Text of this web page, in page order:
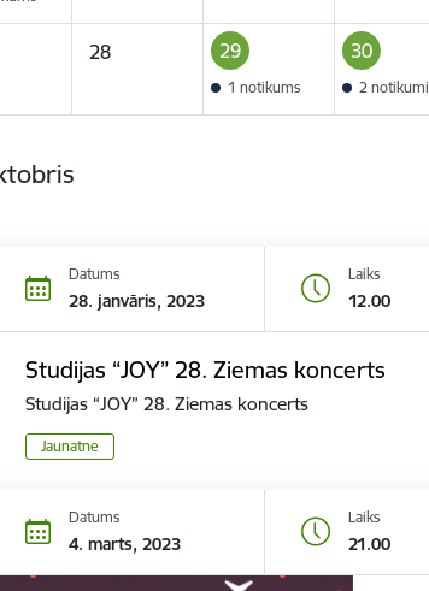
28 29
1 notikums
30
2 notikumi
Datums
28. janvāris, 2023
Laiks
12.00
Studijas “JOY” 28. Ziemas koncerts
Studijas “JOY” 28. Ziemas koncerts
Jaunatne
Datums
4. marts, 2023
Laiks
21.00